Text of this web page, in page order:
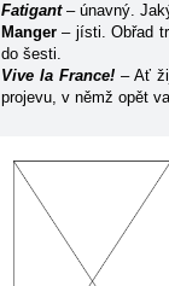
Fatigant– únavný.
Manger– jísti. Obřad
do šesti.
Vive la France! – Ať
projevu, v němž opět